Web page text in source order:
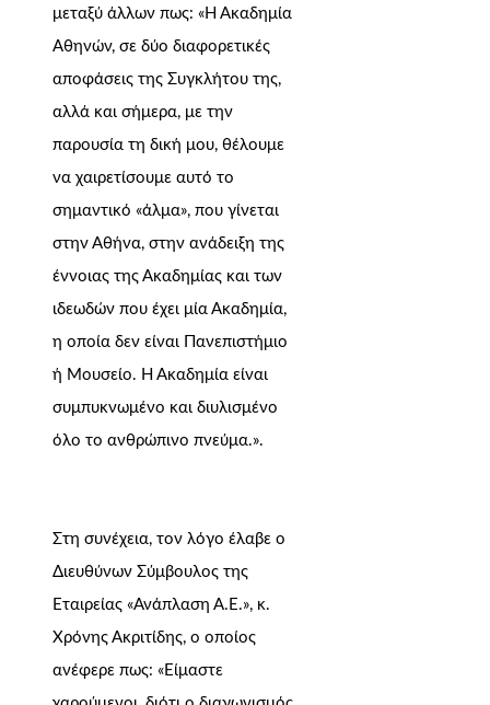
μεταξύ άλλων πως: «Η Ακαδημία
Αθηνών, σε δύο διαφορετικές
αποφάσεις της Συγκλήτου της,
αλλά και σήμερα, με την
παρουσία τη δική μου, θέλουμε
να χαιρετίσουμε αυτό το
σημαντικό «άλμα», που γίνεται
στην Αθήνα, στην ανάδειξη της
έννοιας της Ακαδημίας και των
ιδεωδών που έχει μία Ακαδημία,
η οποία δεν είναι Πανεπιστήμιο
ή Μουσείο. Η Ακαδημία είναι
συμπυκνωμένο και διυλισμένο
όλο το ανθρώπινο πνεύμα.».
Στη συνέχεια, τον λόγο έλαβε ο
Διευθύνων Σύμβουλος της
Εταιρείας «Ανάπλαση Α.Ε.», κ.
Χρόνης Ακριτίδης, ο οποίος
ανέφερε πως: «Είμαστε